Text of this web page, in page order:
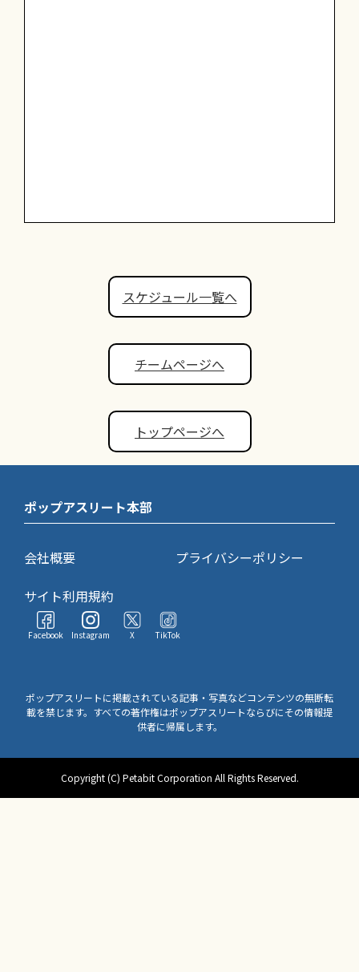
スケジュール一覧へ
チームページへ
トップページへ
ポップアスリート本部
会社概要
プライバシーポリシー
サイト利用規約
Facebook Instagram X TikTok
ポップアスリートに掲載されている記事・写真などコンテンツの無断転
載を禁じます。すべての著作権はポップアスリートならびにその情報提
供者に帰属します。
Copyright (C) Petabit Corporation All Rights Reserved.